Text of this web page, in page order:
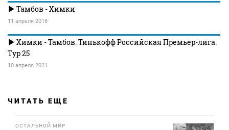
Тамбов - Химки
11 апреля 2018
Химки - Тамбов. Тинькофф Российская Премьер-лига.
Тур 25
10 апреля 2021
ЧИТАТЬ ЕЩЕ
ОСТАЛЬНОЙ МИР